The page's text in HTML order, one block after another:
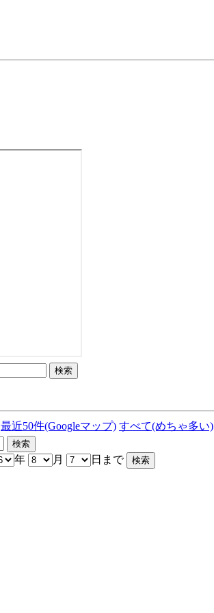
最近50件(Googleマップ) すべて(めちゃ多い)
年 月 日まで